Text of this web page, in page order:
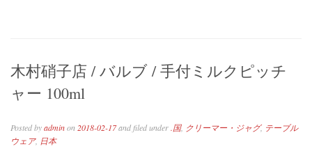
木村硝子店 / バルブ / 手付ミルクピッチ
ャー 100ml
Posted byadminon 2018-02-17and filed under.国, クリーマー・ジャグ, テーブル
ウェア, 日本